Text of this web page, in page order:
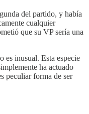
del partido, y había
cualquier
que su VP sería una
es inusual. Esta especie
ha actuado
peculiar forma de ser